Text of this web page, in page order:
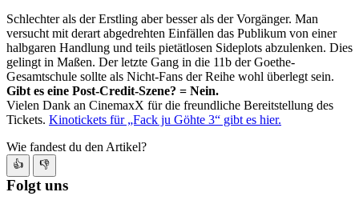
Schlechter als der Erstling aber besser als der Vorgänger. Man
versucht mit derart abgedrehten Einfällen das Publikum von einer
halbgaren Handlung und teils pietätlosen Sideplots abzulenken. Dies
gelingt in Maßen. Der letzte Gang in die 11b der Goethe-
Gesamtschule sollte als Nicht-Fans der Reihe wohl überlegt sein.
Gibt es eine Post-Credit-Szene? = Nein.
Vielen Dank an CinemaxX für die freundliche Bereitstellung des
Tickets. Kinotickets für „Fack ju Göhte 3“ gibt es hier.
Wie fandest du den Artikel?
👍 👎
Folgt uns